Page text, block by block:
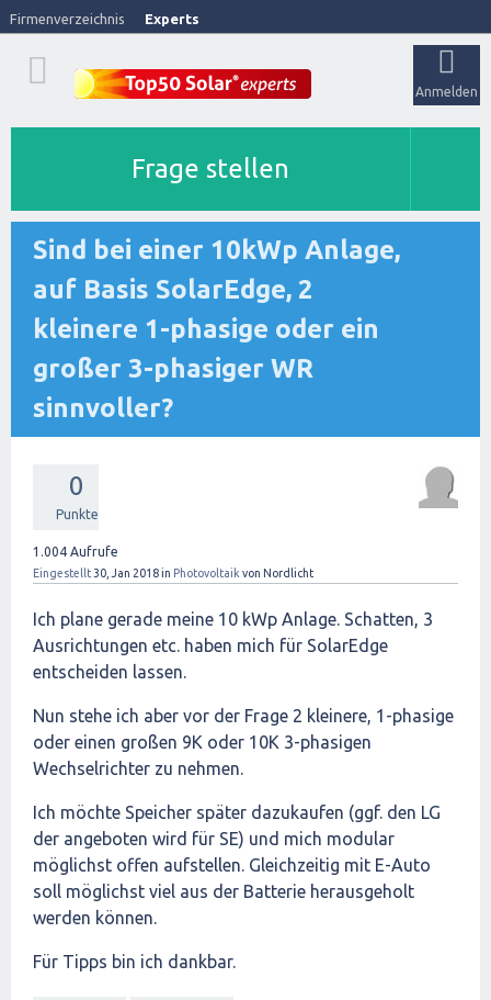
Firmenverzeichnis Experts
Anmelden
Frage stellen
Sind bei einer 10kWp Anlage,
auf Basis SolarEdge, 2
kleinere 1-phasige oder ein
großer 3-phasiger WR
sinnvoller?
0
Punkte
1.004 Aufrufe
Eingestellt 30, Jan 2018in Photovoltaik von Nordlicht
Ich plane gerade meine 10 kWp Anlage. Schatten, 3
Ausrichtungen etc. haben mich für SolarEdge
entscheiden lassen.
Nun stehe ich aber vor der Frage 2 kleinere, 1-phasige
oder einen großen 9K oder 10K 3-phasigen
Wechselrichter zu nehmen.
Ich möchte Speicher später dazukaufen (ggf. den LG
der angeboten wird für SE) und mich modular
möglichst offen aufstellen. Gleichzeitig mit E-Auto
soll möglichst viel aus der Batterie herausgeholt
werden können.
Für Tipps bin ich dankbar.